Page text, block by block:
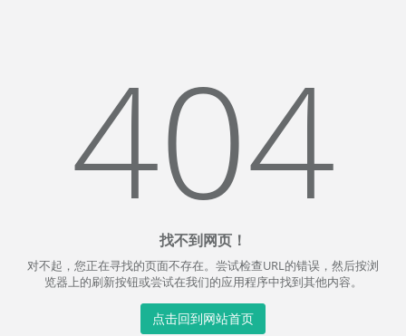
404
找不到网页！
对不起，您正在寻找的页面不存在。尝试检查URL的错误，然后按浏
览器上的刷新按钮或尝试在我们的应用程序中找到其他内容。
点击回到网站首页